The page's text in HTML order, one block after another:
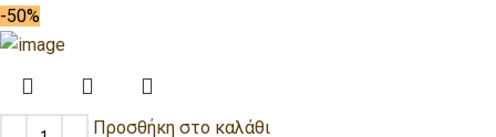
-50%
Προσθήκη στο καλάθι